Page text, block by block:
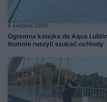
6 sierpnia 2026
Ogromna kolejka do Aqua
tłumnie ruszyli szukać ochłody